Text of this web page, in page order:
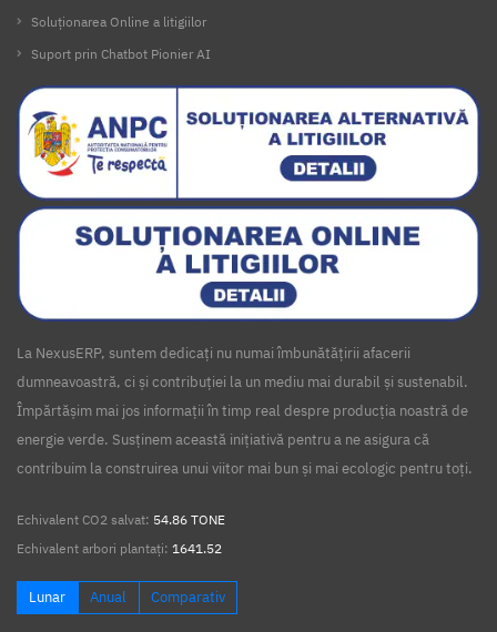
Soluționarea Online a litigiilor
Suport prin Chatbot Pionier AI
La NexusERP, suntem dedicați nu numai îmbunătățirii afacerii
dumneavoastră, ci și contribuției la un mediu mai durabil și sustenabil.
Împărtășim mai jos informații în timp real despre producția noastră de
energie verde. Susținem această inițiativă pentru a ne asigura că
contribuim la construirea unui viitor mai bun și mai ecologic pentru toți.
Echivalent CO2 salvat: 54.86 TONE
Echivalent arbori plantați: 1641.52
Lunar Anual Comparativ